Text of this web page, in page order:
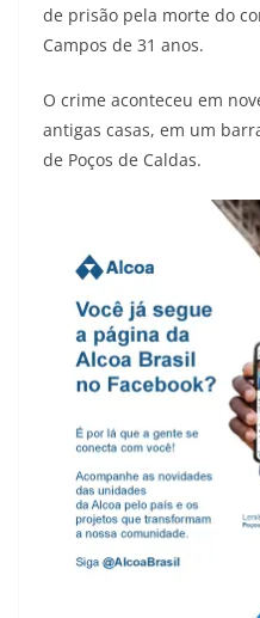
de prisão pela morte do
Campos de 31 anos.
O crime aconteceu em
antigas casas, em um
de Poços de Caldas.